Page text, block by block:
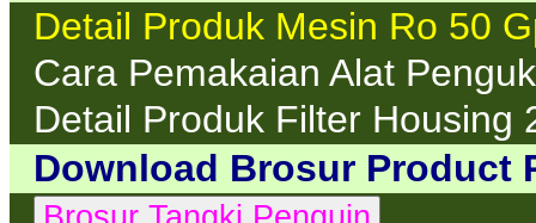
Detail Produk Mesin Ro 50
Cara Pemakaian Alat
Detail Produk Filter Housing
Download Brosur Product